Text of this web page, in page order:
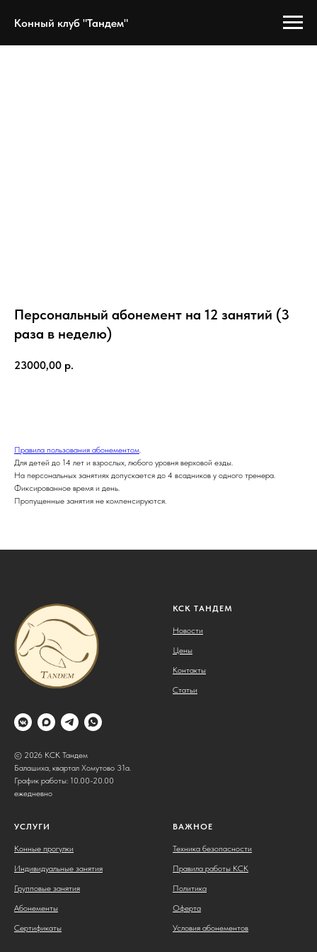
Конный клуб "Тандем"
Персональный абонемент на 12 занятий (3
раза в неделю)
23000,00 р.
Правила пользования абонементом.
Для детей до 14 лет и взрослых, любого уровня верховой езды.
На персональных занятиях допускается до 4 всадников у одного тренера.
Фиксированное время и день.
Пропущенные занятия не компенсируются.
© 2026 КСК Тандем
Балашиха, квартал Хомутово 31а.
График работы: 10.00-20.00
ежедневно
КСК ТАНДЕМ
Новости
Цены
Контакты
Статьи
УСЛУГИ
Конные прогулки
Индивидуальные занятия
Групповые занятия
Абонементы
Сертификаты
ВАЖНОЕ
Техника безопасности
Правила работы КСК
Политика
Оферта
Условия абонементов